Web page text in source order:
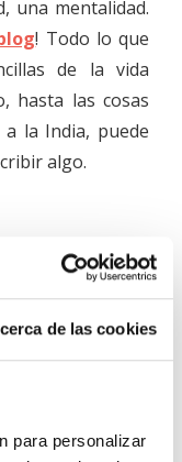
de las cookies
para personalizar
una mentalidad.
! Todo lo que
de la vida
hasta las cosas
la India, puede
algo.
daros ganas de
plataformas
. Pero sois